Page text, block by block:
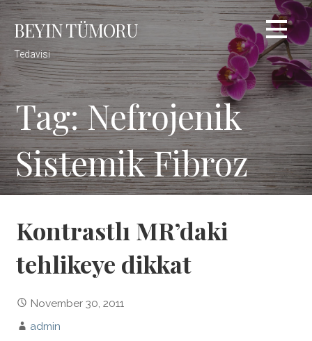
Skip
BEYIN TÜMORU
Tedavisi
Tag: Nefrojenik
Sistemik Fibroz
Kontrastlı MR’daki
tehlikeye dikkat
November 30, 2011
admin